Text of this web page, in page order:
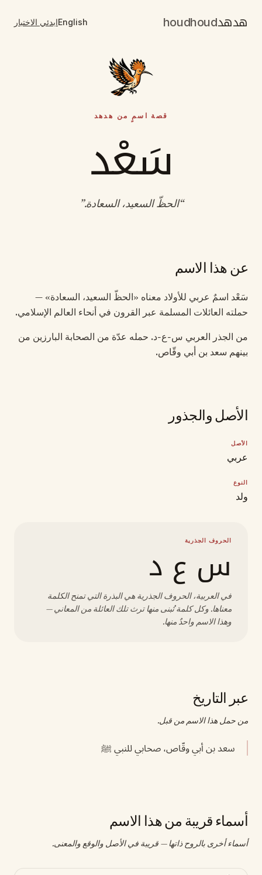
هدهدhoudhoud
Englishابدئي الاختبار
قصة اسمٍ من هدهد
سَعْد
“الحظّ السعيد، السعادة.”
عن هذا الاسم
سَعْد اسمٌ عربي للأولاد معناه «الحظّ السعيد، السعادة» —
حملته العائلات المسلمة عبر القرون في أنحاء العالم الإسلامي.
من الجذر العربي س-ع-د. حمله عدّة من الصحابة البارزين من
بينهم سعد بن أبي وقّاص.
الأصل والجذور
الأصل
عربي
النوع
ولد
الحروف الجذرية
س ع د
في العربية، الحروف الجذرية هي البذرة التي تمنح الكلمة
معناها. وكل كلمة تُبنى منها ترث تلك العائلة من المعاني —
وهذا الاسم واحدٌ منها.
عبر التاريخ
من حمل هذا الاسم من قبل.
سعد بن أبي وقّاص، صحابي للنبي ﷺ
أسماء قريبة من هذا الاسم
أسماء أخرى بالروح ذاتها — قريبة في الأصل والوقع والمعنى.